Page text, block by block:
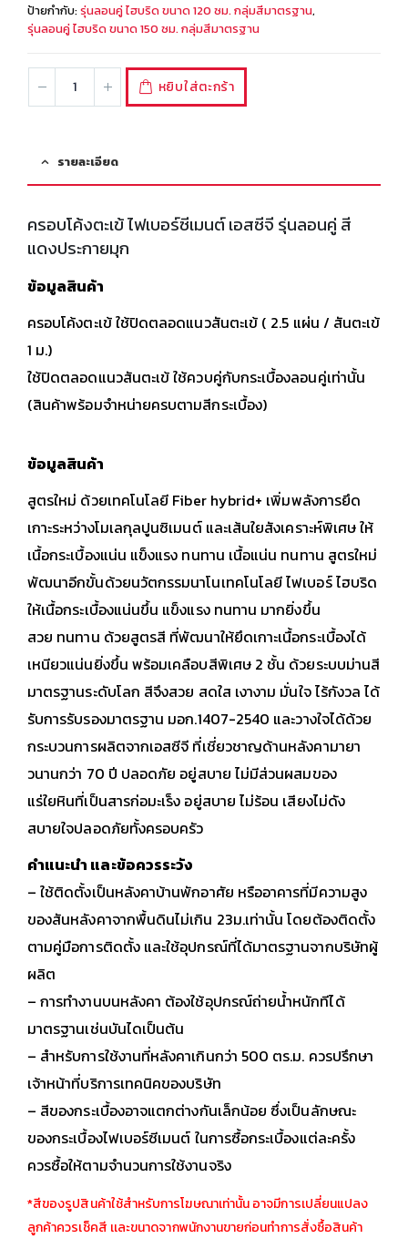
ป้ายกำกับ:รุ่นลอนคู่ ไฮบริด ขนาด 120 ซม. กลุ่มสีมาตรฐาน,
รุ่นลอนคู่ ไฮบริด ขนาด 150 ซม. กลุ่มสีมาตรฐาน
หยิบใส่ตะกร้า
รายละเอียด
ครอบโค้งตะเข้ ไฟเบอร์ซีเมนต์ เอสซีจี รุ่นลอนคู่ สี
แดงประกายมุก
ข้อมูลสินค้า
ครอบโค้งตะเข้ ใช้ปิดตลอดแนวสันตะเข้ ( 2.5 แผ่น / สันตะเข้
1 ม.)
ใช้ปิดตลอดแนวสันตะเข้ ใช้ควบคู่กับกระเบื้องลอนคู่เท่านั้น
(สินค้าพร้อมจำหน่ายครบตามสีกระเบื้อง)
ข้อมูลสินค้า
สูตรใหม่ ด้วยเทคโนโลยี Fiber hybrid+ เพิ่มพลังการยึด
เกาะระหว่างโมเลกุลปูนซิเมนต์ และเส้นใยสังเคราะห์พิเศษ ให้
เนื้อกระเบื้องแน่น แข็งแรง ทนทาน เนื้อแน่น ทนทาน สูตรใหม่
พัฒนาอีกขั้นด้วยนวัตกรรมนาโนเทคโนโลยี ไฟเบอร์ ไฮบริด
ให้เนื้อกระเบื้องแน่นขึ้น แข็งแรง ทนทาน มากยิ่งขึ้น
สวย ทนทาน ด้วยสูตรสี ที่พัฒนาให้ยึดเกาะเนื้อกระเบื้องได้
เหนียวแน่นยิ่งขึ้น พร้อมเคลือบสีพิเศษ 2 ชั้น ด้วยระบบม่านสี
มาตรฐานระดับโลก สีจึงสวย สดใส เงางาม มั่นใจ ไร้กังวล ได้
รับการรับรองมาตรฐาน มอก.1407-2540 และวางใจได้ด้วย
กระบวนการผลิตจากเอสซีจี ที่เชี่ยวชาญด้านหลังคามายา
วนานกว่า 70 ปี ปลอดภัย อยู่สบาย ไม่มีส่วนผสมของ
แร่ใยหินที่เป็นสารก่อมะเร็ง อยู่สบาย ไม่ร้อน เสียงไม่ดัง
สบายใจปลอดภัยทั้งครอบครัว
คำแนะนำ และข้อควรระวัง
– ใช้ติดตั้งเป็นหลังคาบ้านพักอาศัย หรืออาคารที่มีความสูง
ของสันหลังคาจากพื้นดินไม่เกิน 23ม.เท่านั้น โดยต้องติดตั้ง
ตามคู่มือการติดตั้ง และใช้อุปกรณ์ที่ได้มาตรฐานจากบริษัทผู้
ผลิต
– การทำงานบนหลังคา ต้องใช้อุปกรณ์ถ่ายน้ำหนักทีได้
มาตรฐานเช่นบันไดเป็นต้น
– สำหรับการใช้งานที่หลังคาเกินกว่า 500 ตร.ม. ควรปรึกษา
เจ้าหน้าที่บริการเทคนิคของบริษัท
– สีของกระเบื้องอาจแตกต่างกันเล็กน้อย ซึ่งเป็นลักษณะ
ของกระเบื้องไฟเบอร์ซีเมนต์ ในการซื้อกระเบื้องแต่ละครั้ง
ควรซื้อให้ตามจำนวนการใช้งานจริง
*สีของรูปสินค้าใช้สำหรับการโฆษณาเท่านั้น อาจมีการเปลี่ยนแปลง
ลูกค้าควรเช็คสี เเละขนาดจากพนักงานขายก่อนทำการสั่งซื้อสินค้า